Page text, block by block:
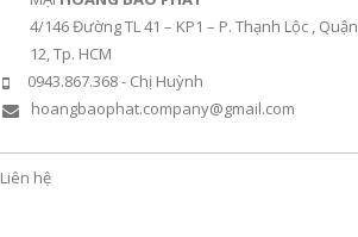
4/146 Đường TL 41 – KP1 – P. Thạnh Lộc , Quận
12, Tp. HCM
0943.867.368 - Chị Huỳnh
hoangbaophat.company@gmail.com
Liên hệ